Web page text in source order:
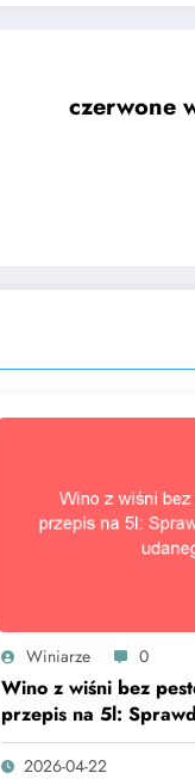
czerwone
Winiarze 0
Wino z wiśni bez
przepis na 5l:
sekret udanego
2026-04-22